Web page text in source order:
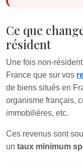
Ce que
résident
Une fois non-
France que sur vos
de biens situés en
organisme français,
immobilières, etc.
Ces revenus sont
un taux minimum